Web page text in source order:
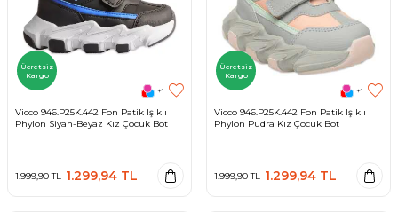
Ücretsiz
Kargo
+1
Vicco 946.P25K.442 Fon Patik Işıklı
Phylon Siyah-Beyaz Kız Çocuk Bot
1.999,90TL 1.299,94 TL
Ücretsiz
Kargo
+1
Vicco 946.P25K.442 Fon Patik Işıklı
Phylon Pudra Kız Çocuk Bot
1.999,90TL 1.299,94 TL